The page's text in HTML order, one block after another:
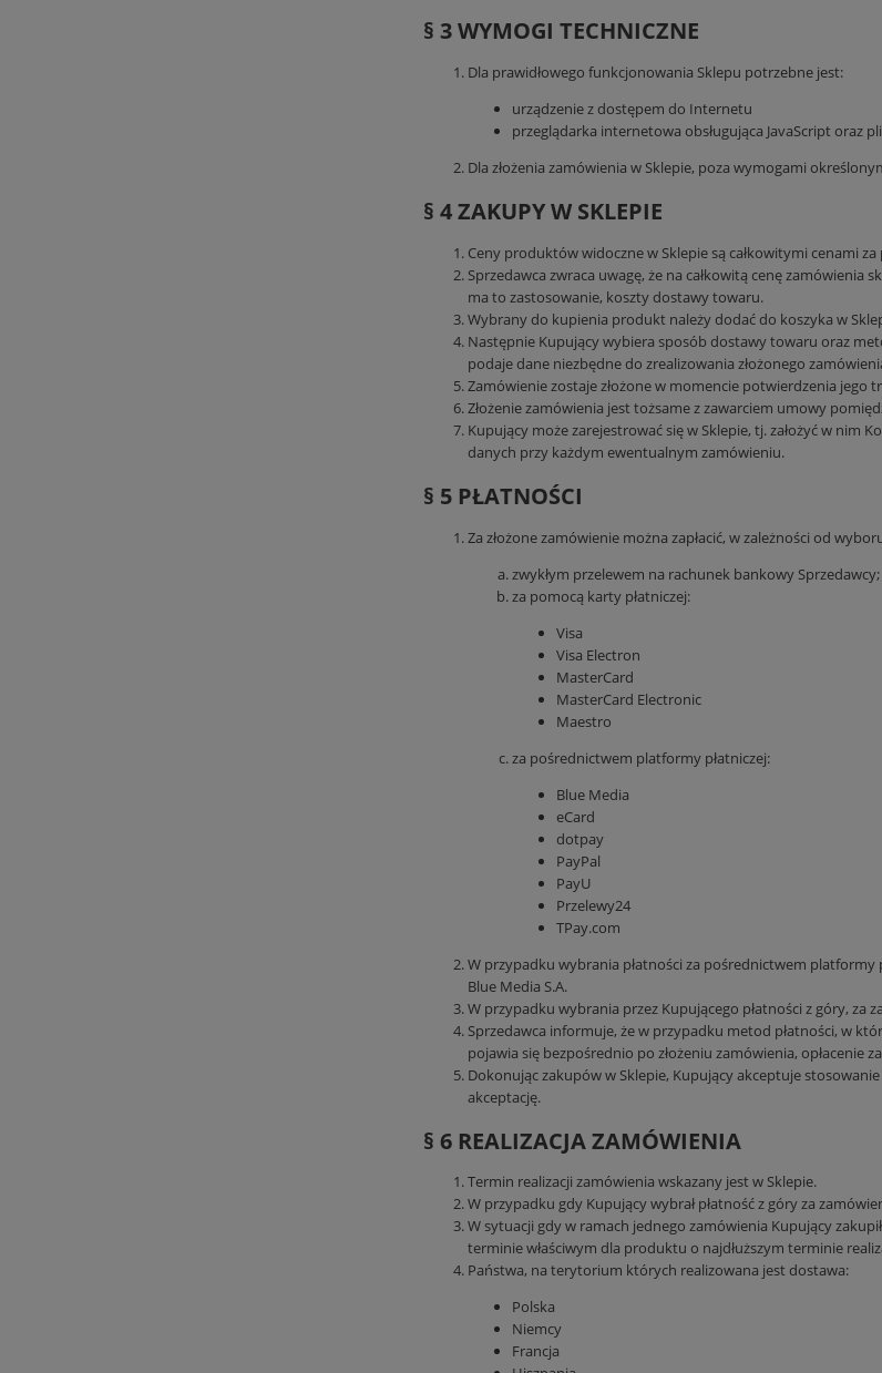
§ 3 WYMOGI TECHNICZNE
Dla prawidłowego funkcjonowania Sklepu potrzebne jest:
urządzenie z dostępem do Internetu
przeglądarka internetowa obsługująca JavaScript oraz
Dla złożenia zamówienia w Sklepie, poza wymogami
§ 4 ZAKUPY W SKLEPIE
Ceny produktów widoczne w Sklepie są całkowitymi cenami
Sprzedawca zwraca uwagę, że na całkowitą cenę zamówienia
ma to zastosowanie, koszty dostawy towaru.
Wybrany do kupienia produkt należy dodać do koszyka w
Następnie Kupujący wybiera sposób dostawy towaru oraz
podaje dane niezbędne do zrealizowania złożonego
Zamówienie zostaje złożone w momencie potwierdzenia jego
Złożenie zamówienia jest tożsame z zawarciem umowy
Kupujący może zarejestrować się w Sklepie, tj. założyć w
danych przy każdym ewentualnym zamówieniu.
§ 5 PŁATNOŚCI
Za złożone zamówienie można zapłacić, w zależności od
zwykłym przelewem na rachunek bankowy Sprzedawcy;
za pomocą karty płatniczej:
Visa
Visa Electron
MasterCard
MasterCard Electronic
Maestro
za pośrednictwem platformy płatniczej:
Blue Media
eCard
dotpay
PayPal
PayU
Przelewy24
TPay.com
W przypadku wybrania płatności za pośrednictwem platformy
Blue Media S.A.
W przypadku wybrania przez Kupującego płatności z góry, za
Sprzedawca informuje, że w przypadku metod płatności, w
pojawia się bezpośrednio po złożeniu zamówienia, opłacenie
Dokonując zakupów w Sklepie, Kupujący akceptuje
akceptację.
§ 6 REALIZACJA ZAMÓWIENIA
Termin realizacji zamówienia wskazany jest w Sklepie.
W przypadku gdy Kupujący wybrał płatność z góry za
W sytuacji gdy w ramach jednego zamówienia Kupujący
terminie właściwym dla produktu o najdłuższym terminie
Państwa, na terytorium których realizowana jest dostawa:
Polska
Niemcy
Francja